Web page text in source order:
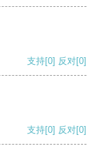
支持[0] 反对[0]
支持[0] 反对[0]